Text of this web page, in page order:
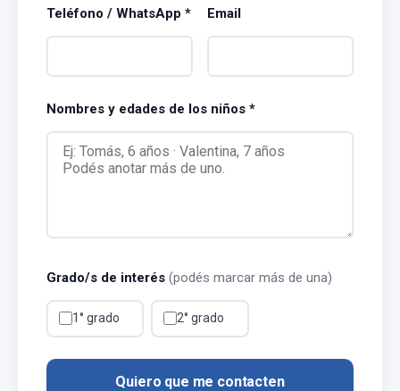
Teléfono / WhatsApp * Email
Nombres y edades de los niños *
Grado/s de interés (podés marcar más de una)
1° grado 2° grado
Quiero que me contacten